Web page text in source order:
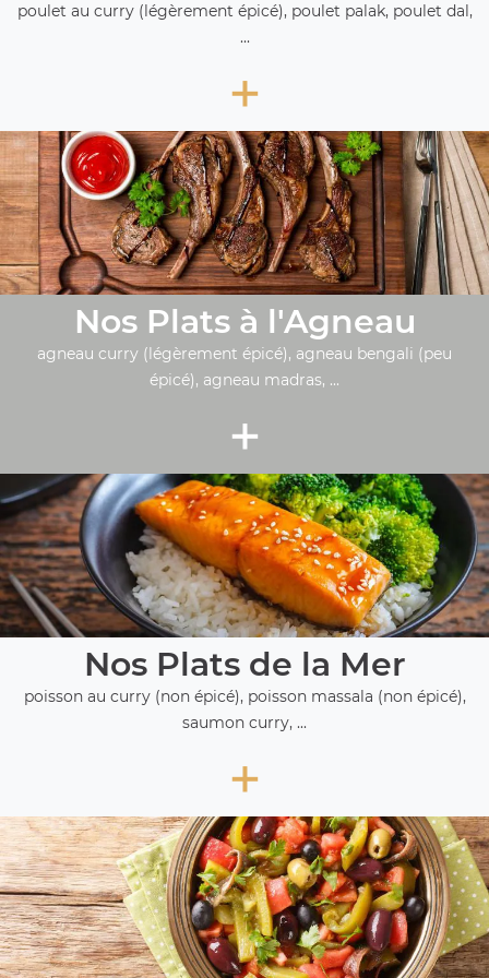
poulet au curry (légèrement épicé), poulet palak, poulet dal,
...
+
Nos Plats à l'Agneau
agneau curry (légèrement épicé), agneau bengali (peu
épicé), agneau madras, ...
+
Nos Plats de la Mer
poisson au curry (non épicé), poisson massala (non épicé),
saumon curry, ...
+